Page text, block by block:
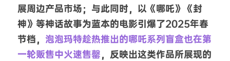
展周边产品市场；与此同时，以《哪吒》《封
神》等神话故事为蓝本的电影引爆了2025年春
节档， 泡泡玛特趁热推出的哪吒系列盲盒也在第
一轮贩售中火速售罄，反映出这类作品所展现的